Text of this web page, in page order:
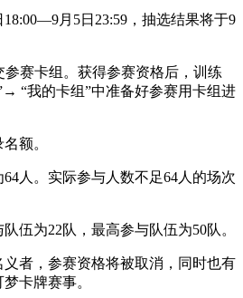
月5日23:59，抽选结果将于9
赛卡组。获得参赛资格后，训练
“我的卡组”中准备好参赛用卡组进
额。
人。实际参与人数不足64人的场次
伍为22队，最高参与队伍为50队。
者，参赛资格将被取消，同时也有
卡牌赛事。